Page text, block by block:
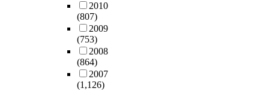
2010
(807)
2009
(753)
2008
(864)
2007
(1,126)